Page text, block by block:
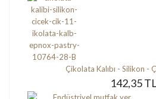
Çikolata Kalıbı - Silikon -
142,35 TL